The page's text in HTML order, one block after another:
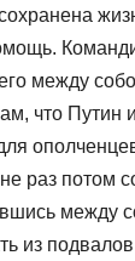
между
что Путин
раз потом
между
из